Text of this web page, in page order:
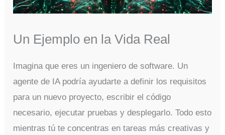
Un Ejemplo en la Vida Real
Imagina que eres un ingeniero de software. Un
agente de IA podría ayudarte a definir los requisitos
para un nuevo proyecto, escribir el código
necesario, ejecutar pruebas y desplegarlo. Todo esto
mientras tú te concentras en tareas más creativas y